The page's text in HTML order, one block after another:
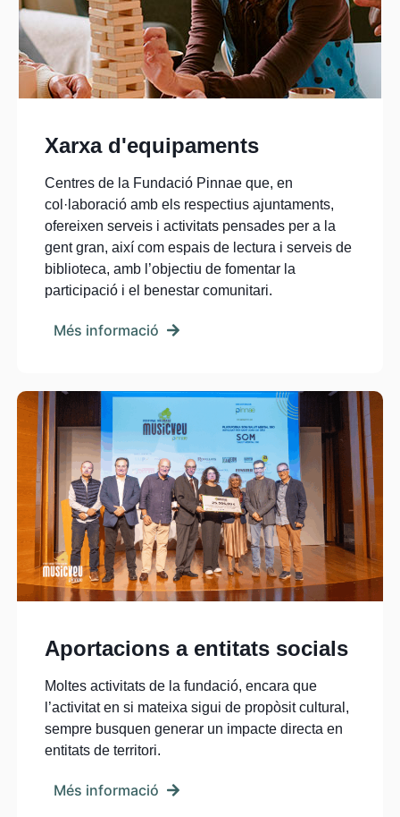
Xarxa d'equipaments
Centres de la Fundació Pinnae que, en
col·laboració amb els respectius ajuntaments,
ofereixen serveis i activitats pensades per a la
gent gran, així com espais de lectura i serveis de
biblioteca, amb l’objectiu de fomentar la
participació i el benestar comunitari.
Més informació
Aportacions a entitats socials
Moltes activitats de la fundació, encara que
l’activitat en si mateixa sigui de propòsit cultural,
sempre busquen generar un impacte directa en
entitats de territori.
Més informació